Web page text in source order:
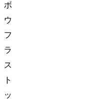
ボ
ウ
フ
ラ
ス
ト
ッ